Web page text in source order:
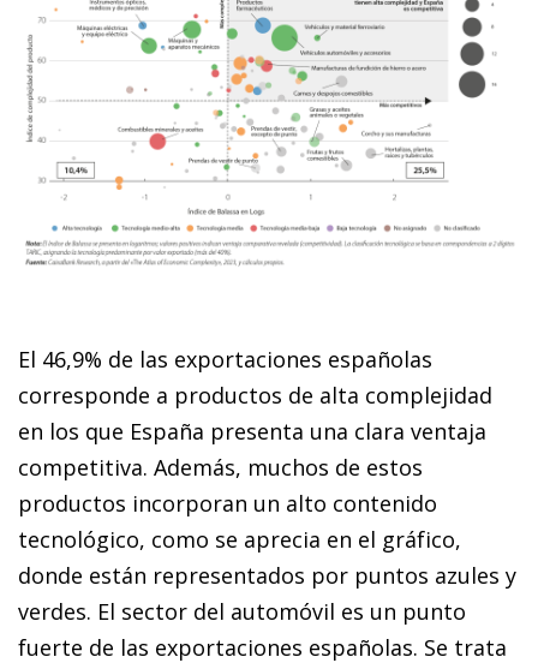
El 46,9% de las exportaciones españolas
corresponde a productos de alta complejidad
en los que España presenta una clara ventaja
competitiva. Además, muchos de estos
productos incorporan un alto contenido
tecnológico, como se aprecia en el gráfico,
donde están representados por puntos azules y
verdes. El sector del automóvil es un punto
fuerte de las exportaciones españolas. Se trata